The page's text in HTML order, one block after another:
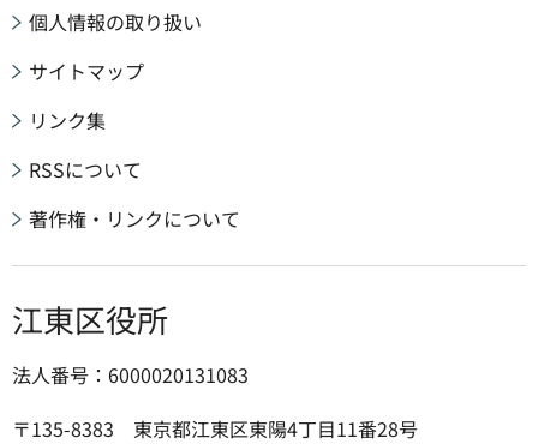
個人情報の取り扱い
サイトマップ
リンク集
RSSについて
著作権・リンクについて
江東区役所
法人番号：6000020131083
〒135-8383 東京都江東区東陽4丁目11番28号